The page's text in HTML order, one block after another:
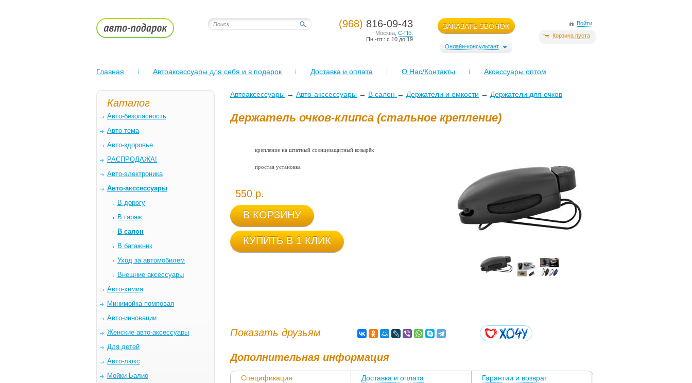
(968) 816-09-43
Москва С-Пб.
Пн.-пт.: с 10 до 19
ЗАКАЗАТЬ ЗВОНОК
Онлайн-консультант
Войти
Корзина пуста
Главная Автоаксессуары для себя и в подарок Доставка и оплата О Нас/Контакты Аксессуары оптом
Каталог
Авто-безопасность
Авто-тема
Авто-здоровье
РАСПРОДАЖА!
Авто-электроника
Авто-акссессуары
В дорогу
В гараж
В салон
В багажник
Уход за автомобилем
Внешние аксессуары
Авто-химия
Минимойка помповая
Авто-инновации
Женские авто-аксессуары
Для детей
Авто-люкс
Мойки Балио
Автоаксессуары → Авто-акссессуары → В салон → Держатели и емкости → Держатели для очков
Держатель очков-клипса (стальное крепление)
· крепление на штатный солнцезащитный козырёк
· простая установка
550 р.
В КОРЗИНУ
КУПИТЬ В 1 КЛИК
Показать друзьям
Дополнительная информация
Спецификация Доставка и оплата
Гарантии и возврат